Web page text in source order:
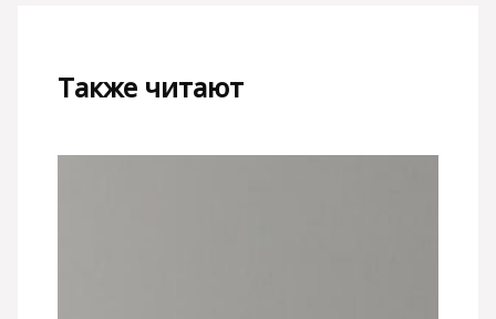
Также читают